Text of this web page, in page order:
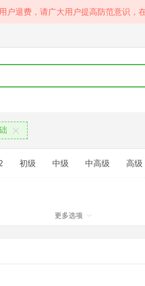
退费，请广大用户提高防范意识，
初级 中级 中高级 高级
更多选项